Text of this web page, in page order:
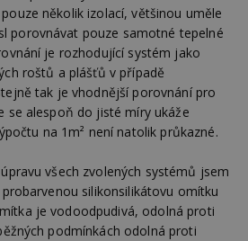
několik izolací, většinou uměle
porovnávat pouze samotné tepelné
je rozhodující systém jako
roštů a plášťů v případě
tak je vhodnější porovnání pro
se alespoň do jisté míry ukáže
na 1m² není natolik průkazné.
všech zvolených systémů jsem
silikonsilikátovu omítku
je vodoodpudivá, odolná proti
podmínkách odolná proti